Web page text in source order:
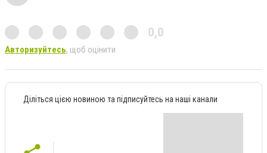
0,0
Авторизуйтесь, щоб оцінити
Діліться цією новиною та підписуйтесь на наші канали